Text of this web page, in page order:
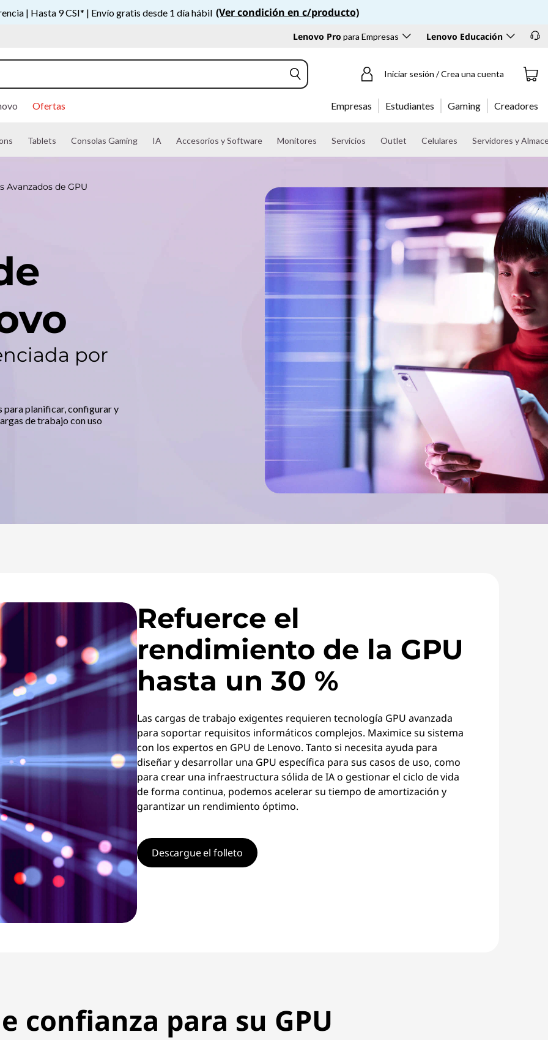
| Hasta 9 CSI* | Envío gratis desde 1 día hábil (Ver condición en c/producto)
Lenovo Pro para Empresas Lenovo Educación
Iniciar sesión / Crea una cuenta
Ofertas Empresas Estudiantes Gaming Creadores
Tablets Consolas Gaming IA Accesorios y Software Monitores Servicios Outlet Celulares Servidores y
Avanzados de GPU
por
para planificar, configurar y
de trabajo con uso
Refuerce el
rendimiento de la GPU
hasta un 30 %
Las cargas de trabajo exigentes requieren tecnología GPU avanzada
para soportar requisitos informáticos complejos. Maximice su sistema
con los expertos en GPU de Lenovo. Tanto si necesita ayuda para
diseñar y desarrollar una GPU específica para sus casos de uso, como
para crear una infraestructura sólida de IA o gestionar el ciclo de vida
de forma continua, podemos acelerar su tiempo de amortización y
garantizar un rendimiento óptimo.
Descargue el folleto
confianza para su GPU